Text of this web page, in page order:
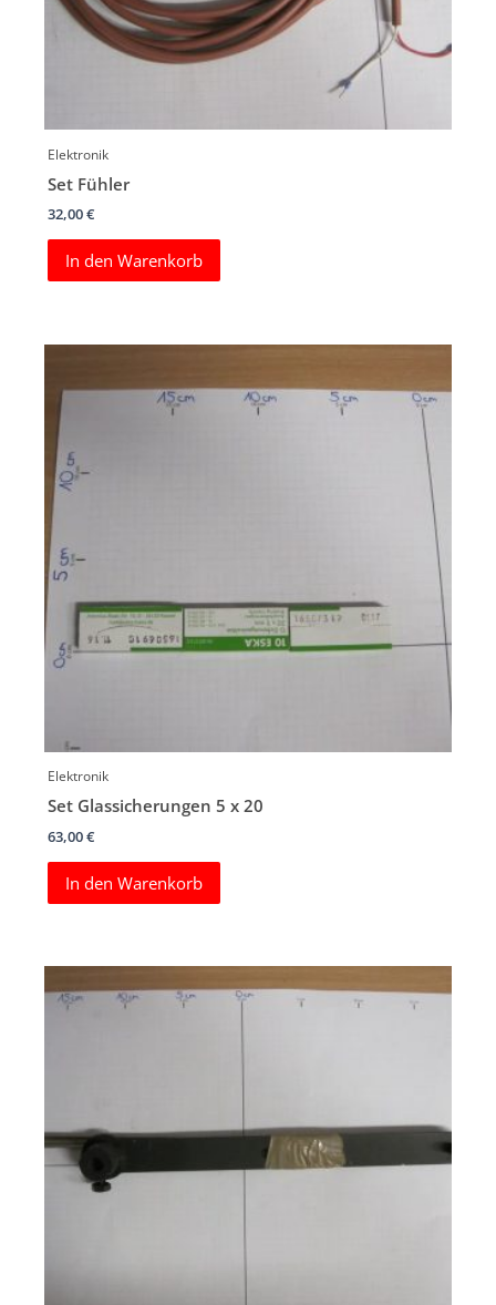
Elektronik
Set Fühler
32,00€
In den Warenkorb
Elektronik
Set Glassicherungen 5 x 20
63,00€
In den Warenkorb